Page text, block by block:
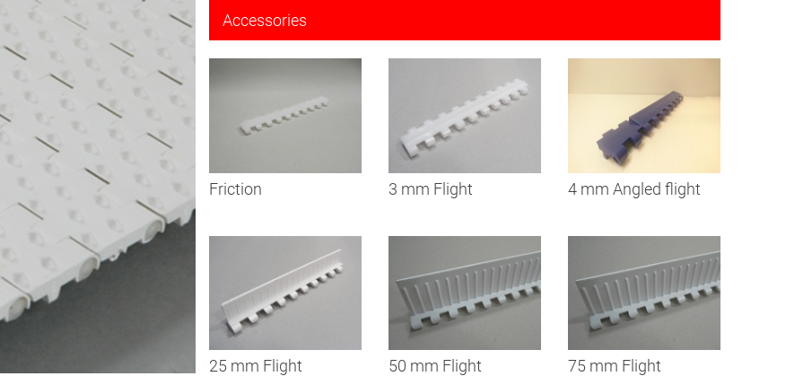
Accessories
Friction 3 mm Flight 4 mm Angled flight
25 mm Flight 50 mm Flight 75 mm Flight